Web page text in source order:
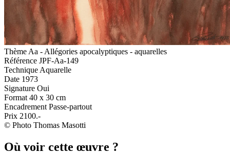
Thème Aa - Allégories apocalyptiques - aquarelles
Référence JPF-Aa-149
Technique Aquarelle
Date 1973
Signature Oui
Format 40 x 30 cm
Encadrement Passe-partout
Prix 2100.-
© Photo Thomas Masotti
Où voir cette œuvre ?